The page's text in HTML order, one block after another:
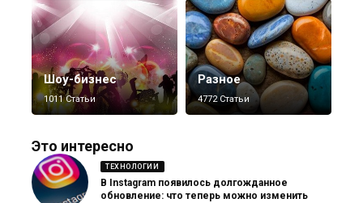
Шоу-бизнес
1011 Статьи
Разное
4772 Статьи
Это интересно
ТЕХНОЛОГИИ
В Instagram появилось долгожданное
обновление: что теперь можно изменить